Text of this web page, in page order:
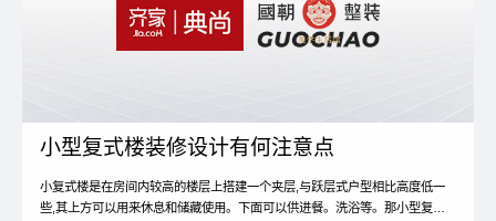
小型复式楼装修设计有何注意点
小复式楼是在房间内较高的楼层上搭建一个夹层,与跃层式户型相比高度低一
些,其上方可以用来休息和储藏使用。下面可以供进餐。洗浴等。那小型复式